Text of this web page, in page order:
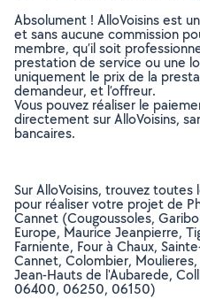
Absolument ! AlloVoisins est
et sans aucune commission
membre, qu’il soit
prestation de service ou une
uniquement le prix de la
demandeur, et l’offreur.
Vous pouvez réaliser le
directement sur AlloVoisins,
bancaires.
Sur AlloVoisins, trouvez
pour réaliser votre projet de
Cannet (Cougoussoles,
Europe, Maurice Jeanpierre,
Farniente, Four à Chaux,
Cannet, Colombier,
Jean-Hauts de l'Aubarede,
06400, 06250, 06150)